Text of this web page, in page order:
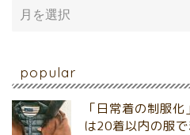
popular
「日常着の制服
は20着以内の服